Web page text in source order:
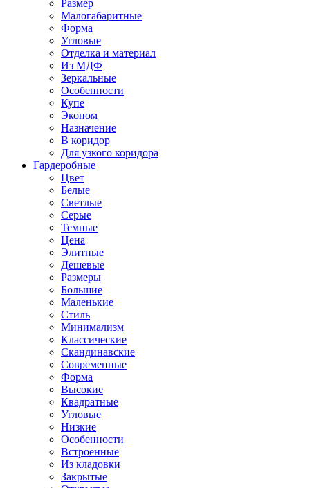
Размер
Малогабаритные
Форма
Угловые
Отделка и материал
Из МДФ
Зеркальные
Особенности
Купе
Эконом
Назначение
В коридор
Для узкого коридора
Гардеробные
Цвет
Белые
Светлые
Серые
Темные
Цена
Элитные
Дешевые
Размеры
Большие
Маленькие
Стиль
Минимализм
Классические
Скандинавские
Современные
Форма
Высокие
Квадратные
Угловые
Низкие
Особенности
Встроенные
Из кладовки
Закрытые